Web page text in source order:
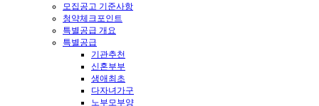
모집공고 기준사항
청약체크포인트
특별공급 개요
특별공급
기관추천
신혼부부
생애최초
다자녀가구
노부모부양